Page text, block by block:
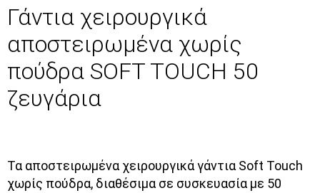
Γάντια χειρουργικά
αποστειρωμένα χωρίς
πούδρα SOFT TOUCH 50
ζευγάρια
Τα αποστειρωμένα χειρουργικά γάντια Soft Touch
χωρίς πούδρα, διαθέσιμα σε συσκευασία με 50